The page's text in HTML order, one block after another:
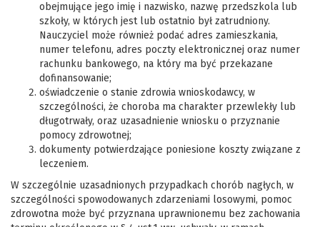
obejmujące jego imię i nazwisko, nazwę przedszkola lub
szkoły, w których jest lub ostatnio był zatrudniony.
Nauczyciel może również podać adres zamieszkania,
numer telefonu, adres poczty elektronicznej oraz numer
rachunku bankowego, na który ma być przekazane
dofinansowanie;
oświadczenie o stanie zdrowia wnioskodawcy, w
szczególności, że choroba ma charakter przewlekły lub
długotrwały, oraz uzasadnienie wniosku o przyznanie
pomocy zdrowotnej;
dokumenty potwierdzające poniesione koszty związane z
leczeniem.
W szczególnie uzasadnionych przypadkach chorób nagłych, w
szczególności spowodowanych zdarzeniami losowymi, pomoc
zdrowotna może być przyznana uprawnionemu bez zachowania